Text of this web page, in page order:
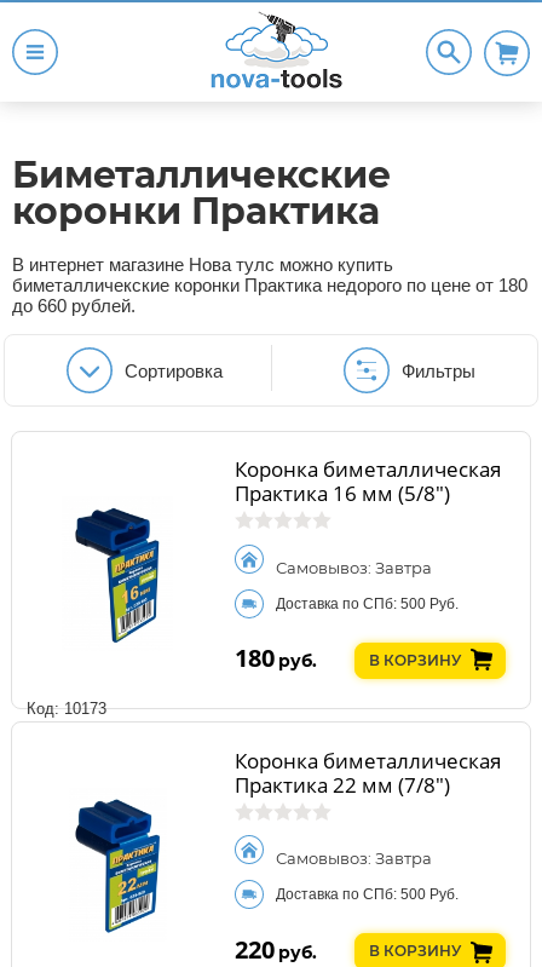
Биметалличекские
коронки Практика
В интернет магазине Нова тулс можно купить
биметалличекские коронки Практика недорого по цене от 180
до 660 рублей.
Сортировка Фильтры
Код: 10173
Коронка биметаллическая
Практика 16 мм (5/8")
Самовывоз: Завтра
Доставка по СПб: 500 Руб.
180 руб. В КОРЗИНУ
Коронка биметаллическая
Практика 22 мм (7/8")
Самовывоз: Завтра
Доставка по СПб: 500 Руб.
220 руб. В КОРЗИНУ